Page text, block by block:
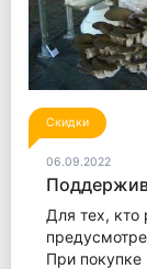
Скидки
06.09.2022
Для тех, кто
При покупке